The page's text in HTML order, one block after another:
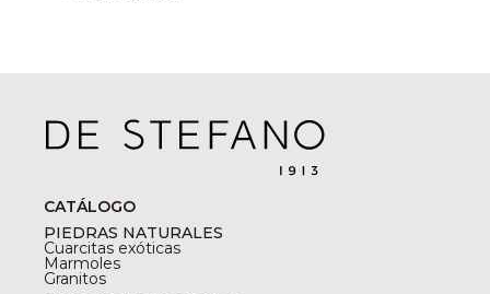
CATÁLOGO
PIEDRAS NATURALES
Cuarcitas exóticas
Marmoles
Granitos